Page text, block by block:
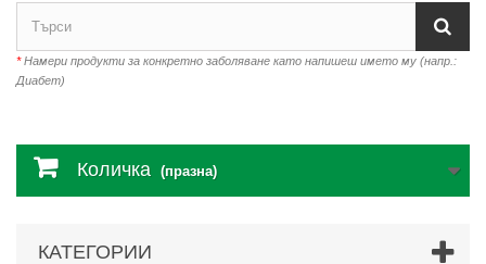
*Намери продукти за конкретно заболяване като напишеш името му (напр.:
Диабет)
Количка (празна)
КАТЕГОРИИ